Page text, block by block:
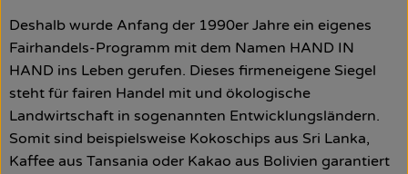
Deshalb wurde Anfang der 1990er Jahre ein eigenes
Fairhandels-Programm mit dem Namen HAND IN
HAND ins Leben gerufen. Dieses firmeneigene Siegel
steht für fairen Handel mit und ökologische
Landwirtschaft in sogenannten Entwicklungsländern.
Somit sind beispielsweise Kokoschips aus Sri Lanka,
Kaffee aus Tansania oder Kakao aus Bolivien garantiert